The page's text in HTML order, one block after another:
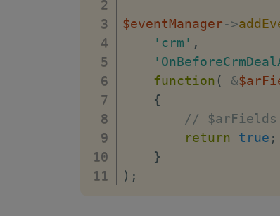
$eventManager->
'crm' ,
function ( &
{
// $arFields
return
true ;
}
) ;